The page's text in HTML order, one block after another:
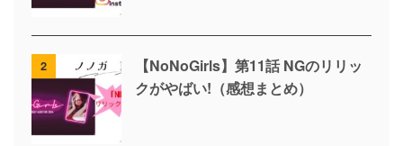
2
【NoNoGirls】第11話 NGのリリッ
クがやばい!（感想まとめ）